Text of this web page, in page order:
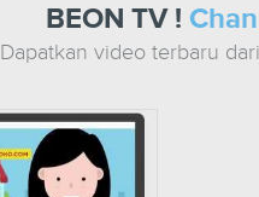
BEON TV !
Dapatkan video terbaru